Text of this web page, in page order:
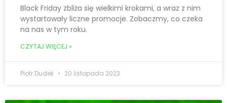
Black Friday zbliża się wielkimi krokami, a wraz z nim
wystartowały liczne promocje. Zobaczmy, co czeka
na nas w tym roku.
CZYTAJ WIĘCEJ »
Piotr Dudek 20 listopada 2023